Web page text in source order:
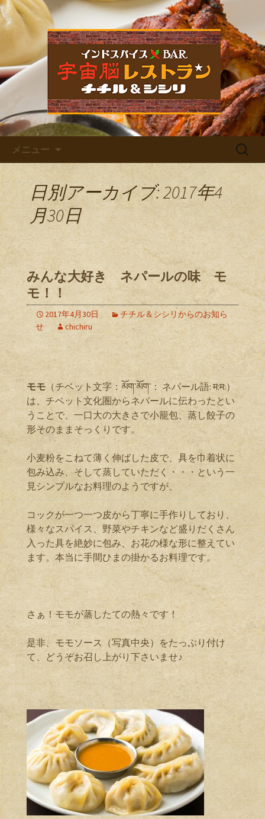
宇宙脳レストラン チチル＆
シシリからのお知らせ
福岡市中央区六本松のカレー屋・ネパ
ールバル「宇宙脳レストラン チチル
＆シシリ」。普段のお食事、家族での
ご飯、お仕事帰りの晩酌、デート、女
子会など様々なシーンでご利用くださ
い。イベントも多数開催しています。
メニュー
検
日別アーカイブ: 2017年4
月30日
みんな大好き ネパールの味 モ
モ！！
2017年4月30日
チチル＆シシリからのお知ら
せ
chichiru
モモ（チベット文字： མོག་མོག་： ネパール語: म:म:）
は、チベット文化圏からネパールに伝わったとい
うことで、一口大の大きさで小籠包、蒸し餃子の
形そのままそっくりです。
小麦粉をこねて薄く伸ばした皮で、具を巾着状に
包み込み、そして蒸していただく・・・という一
見シンプルなお料理のようですが、
コックが一つ一つ皮から丁寧に手作りしており、
様々なスパイス、野菜やチキンなど盛りだくさん
入った具を絶妙に包み、お花の様な形に整えてい
ます。本当に手間ひまの掛かるお料理です。
さぁ！モモが蒸したての熱々です！
是非、モモソース（写真中央）をたっぷり付け
て、どうぞお召し上がり下さいませ♪